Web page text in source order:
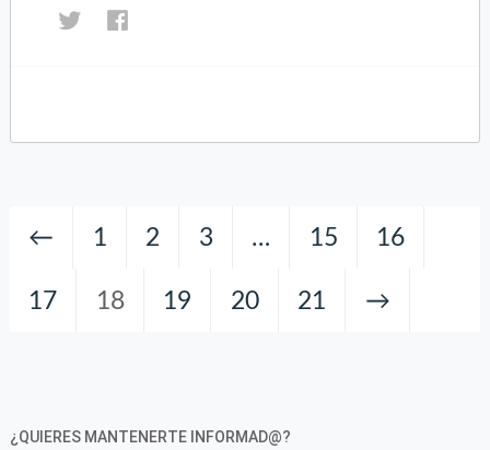
Haz
clic
Twitter
una
nueva)
Facebook
una
nueva)
← 1 2 3 … 15 16
17 18 19 20 21 →
¿QUIERES MANTENERTE INFORMAD@?